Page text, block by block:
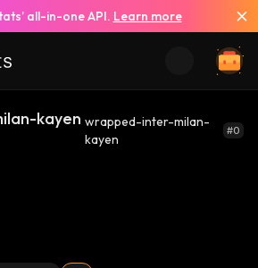
all-in-one API. Learn more
kayen wrapped-inter-milan-
kayen
#0